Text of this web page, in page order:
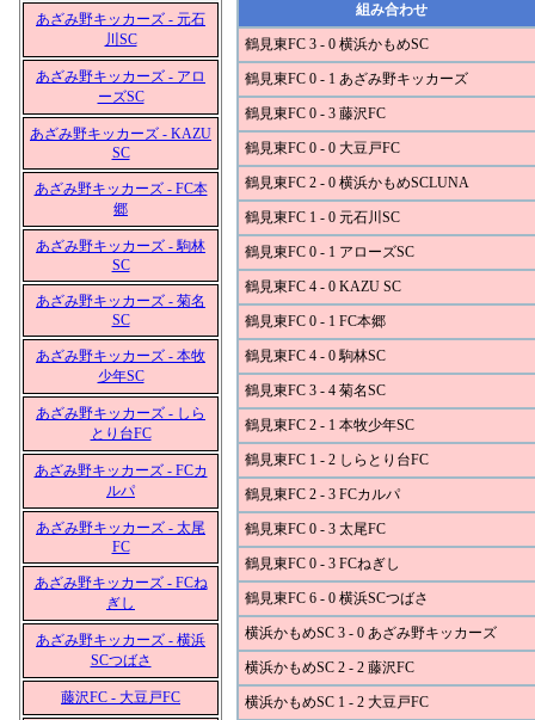
あざみ野キッカーズ - 元石
川SC
あざみ野キッカーズ - アロ
ーズSC
あざみ野キッカーズ - KAZU
SC
あざみ野キッカーズ - FC本
郷
あざみ野キッカーズ - 駒林
SC
あざみ野キッカーズ - 菊名
SC
あざみ野キッカーズ - 本牧
少年SC
あざみ野キッカーズ - しら
とり台FC
あざみ野キッカーズ - FCカ
ルパ
あざみ野キッカーズ - 太尾
FC
あざみ野キッカーズ - FCね
ぎし
あざみ野キッカーズ - 横浜
SCつばさ
藤沢FC - 大豆戸FC
組み合わせ
鶴見東FC 3 - 0 横浜かもめSC
鶴見東FC 0 - 1 あざみ野キッカーズ
鶴見東FC 0 - 3 藤沢FC
鶴見東FC 0 - 0 大豆戸FC
鶴見東FC 2 - 0 横浜かもめSCLUNA
鶴見東FC 1 - 0 元石川SC
鶴見東FC 0 - 1 アローズSC
鶴見東FC 4 - 0 KAZU SC
鶴見東FC 0 - 1 FC本郷
鶴見東FC 4 - 0 駒林SC
鶴見東FC 3 - 4 菊名SC
鶴見東FC 2 - 1 本牧少年SC
鶴見東FC 1 - 2 しらとり台FC
鶴見東FC 2 - 3 FCカルパ
鶴見東FC 0 - 3 太尾FC
鶴見東FC 0 - 3 FCねぎし
鶴見東FC 6 - 0 横浜SCつばさ
横浜かもめSC 3 - 0 あざみ野キッカーズ
横浜かもめSC 2 - 2 藤沢FC
横浜かもめSC 1 - 2 大豆戸FC